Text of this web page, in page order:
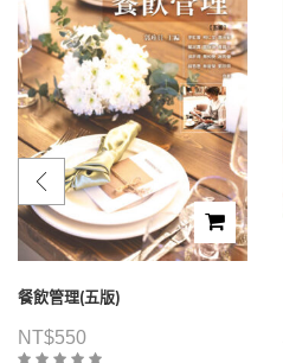
餐飲管理(五版)
NT$550